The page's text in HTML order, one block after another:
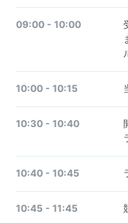
09:00 - 10:00
10:00 - 10:15
10:30 - 10:40
10:40 - 10:45
10:45 - 11:45